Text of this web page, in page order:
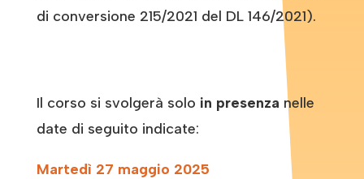
di conversione 215/2021 del DL 146/2021).
Il corso si svolgerà solo in presenza nelle
date di seguito indicate:
Martedì 27 maggio 2025